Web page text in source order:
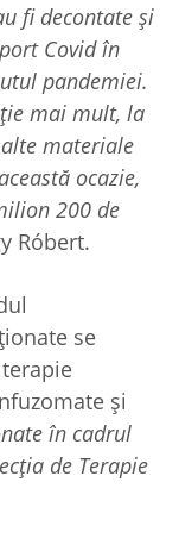
fi decontate și
Covid în
pandemiei.
mai mult, la
materiale
ocazie,
200 de
Róbert.
se
și
în cadrul
de Terapie